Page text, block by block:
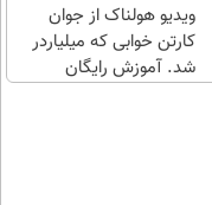
بگیر)
ویدیو هولناک از جوان
کارتن خوابی که میلیاردر
شد. آموزش رایگان